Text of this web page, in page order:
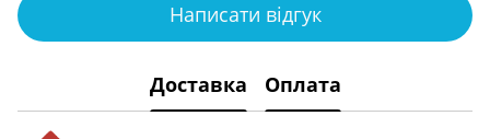
Написати відгук
Доставка Оплата